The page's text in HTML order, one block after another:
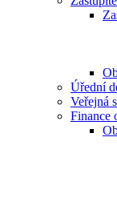
Úřední
Veřejná
Finance